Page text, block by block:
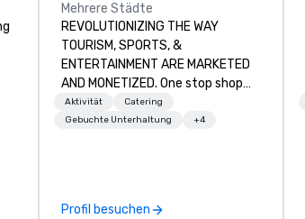
Mehrere Städte
REVOLUTIONIZING THE WAY
TOURISM, SPORTS, &
ENTERTAINMENT ARE MARKETED
AND MONETIZED. One stop shop
for all of your sports tickets in the
United States. NFL, NBA, NHL, MLB,
Aktivität
Catering
Gebuchte Unterhaltung
+4
Profil besuchen